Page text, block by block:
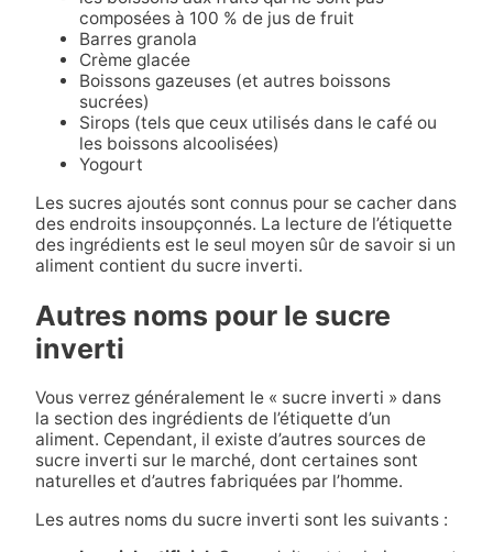
composées à 100 % de jus de fruit
Barres granola
Crème glacée
Boissons gazeuses (et autres boissons
sucrées)
Sirops (tels que ceux utilisés dans le café ou
les boissons alcoolisées)
Yogourt
Les sucres ajoutés sont connus pour se cacher dans
des endroits insoupçonnés. La lecture de l’étiquette
des ingrédients est le seul moyen sûr de savoir si un
aliment contient du sucre inverti.
Autres noms pour le sucre
inverti
Vous verrez généralement le « sucre inverti » dans
la section des ingrédients de l’étiquette d’un
aliment. Cependant, il existe d’autres sources de
sucre inverti sur le marché, dont certaines sont
naturelles et d’autres fabriquées par l’homme.
Les autres noms du sucre inverti sont les suivants :